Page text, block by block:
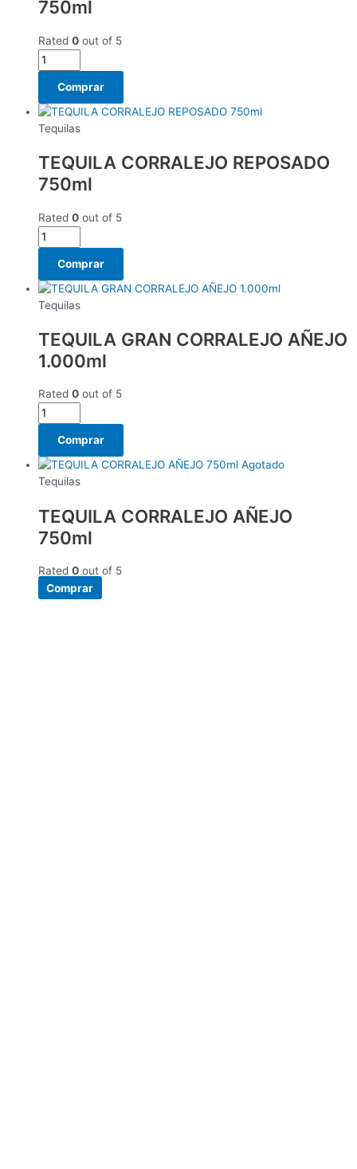
750ml
Rated 0 out of 5
Comprar
Tequilas
TEQUILA CORRALEJO REPOSADO
750ml
Rated 0 out of 5
Comprar
Tequilas
TEQUILA GRAN CORRALEJO AÑEJO
1.000ml
Rated 0 out of 5
Comprar
Agotado
Tequilas
TEQUILA CORRALEJO AÑEJO
750ml
Rated 0 out of 5
Comprar